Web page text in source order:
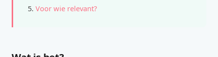
Voor wie relevant?